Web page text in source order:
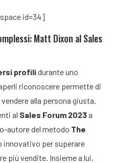
id=34]
Matt Dixon al Sales
profilidurante uno
riconoscere permette di
alla persona giusta.
al Sales Forum 2023 a
autore del metodo The
innovativo per superare
più vendite. Insieme a lui,